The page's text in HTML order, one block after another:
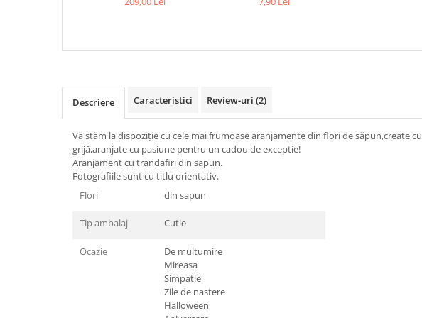
Descriere Caracteristici Review-uri (2)
Vă stăm la dispoziție cu cele mai frumoase aranjamente din flori de săpun,create cu
grijă,aranjate cu pasiune pentru un cadou de exceptie!
Aranjament cu trandafiri din sapun.
Fotografiile sunt cu titlu orientativ.
Flori
din sapun
Tip ambalaj Cutie
Ocazie
De multumire
Mireasa
Simpatie
Zile de nastere
Halloween